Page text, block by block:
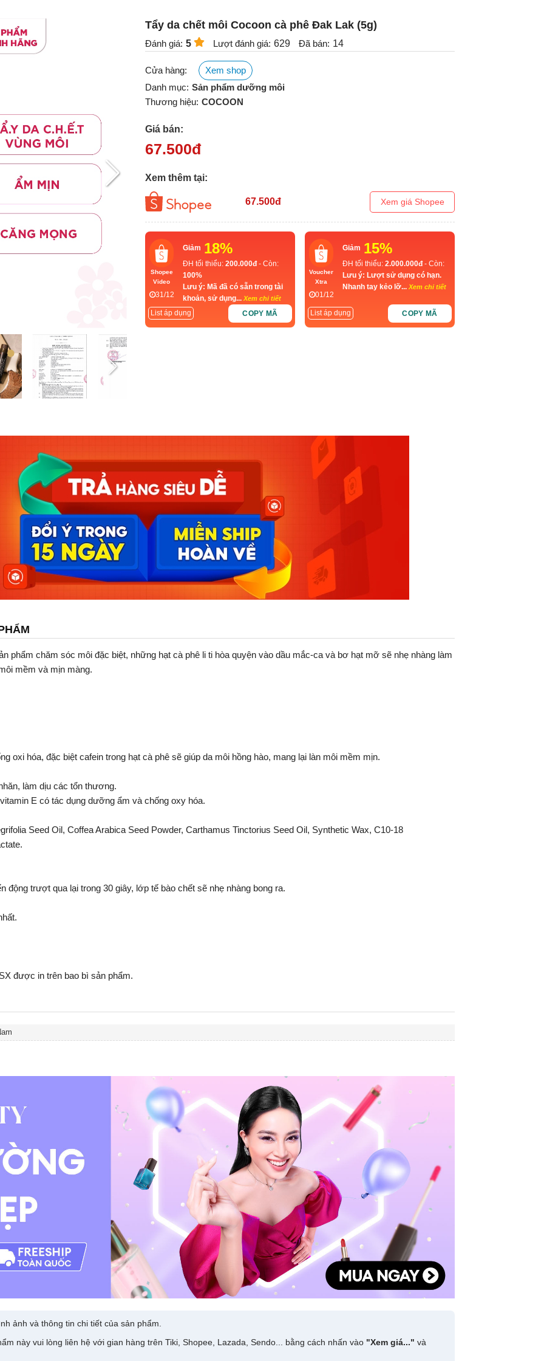
Tẩy da chết môi Cocoon cà phê Đak Lak (5g)
Đánh giá: 5 Lượt đánh giá: 629 Đã bán: 14
Cửa hàng:
Xem shop
Danh mục: Sản phẩm dưỡng môi
Thương hiệu: COCOON
Giá bán:
67.500đ
Xem thêm tại:
67.500đ Xem giá Shopee
Shopee
Video
31/12
Giảm 18%
ĐH tối thiểu: 200.000đ - Còn:
100%
Lưu ý: Mã đã có sẵn trong tài
khoản, sử dụng... Xem chi tiết
List áp dụng COPY MÃ
Voucher
Xtra
01/12
Giảm 15%
ĐH tối thiểu: 2.000.000đ - Còn:
Lưu ý: Lượt sử dụng có hạn.
Nhanh tay kẻo lỡ... Xem chi tiết
List áp dụng COPY MÃ
phẩm chăm sóc môi đặc biệt, những hạt cà phê li ti hòa quyện vào dầu mắc-ca và bơ hạt mỡ sẽ nhẹ nhàng làm
mềm và mịn màng.
oxi hóa, đặc biệt cafein trong hạt cà phê sẽ giúp da môi hồng hào, mang lại làn môi mềm mịn.
làm dịu các tổn thương.
E có tác dụng dưỡng ẩm và chống oxy hóa.
Seed Oil, Coffea Arabica Seed Powder, Carthamus Tinctorius Seed Oil, Synthetic Wax, C10-18
động trượt qua lại trong 30 giây, lớp tế bào chết sẽ nhẹ nhàng bong ra.
được in trên bao bì sản phẩm.
ảnh và thông tin chi tiết của sản phẩm.
này vui lòng liên hệ với gian hàng trên Tiki, Shopee, Lazada, Sendo... bằng cách nhấn vào "Xem giá..." và